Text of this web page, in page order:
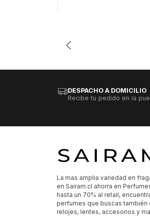
DESPACHO A DOMICILIO
Recibe tu pedido en la
La mas amplia variedad en
en Sairam.cl ahorra en
hasta un 70% al retail,
perfumes que buscas también
relojes, lentes, accesorios y